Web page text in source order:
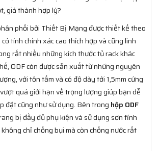
giá thành hợp lý?
phối bởi Thiết Bị Mạng được thiết kế theo
tính chính xác cao thích hợp và cũng linh
rất nhiều những kích thước tủ rack khác
ODF còn được sản xuất từ những nguyên
với tôn tấm và có độ dày tới 1,5mm cứng
quá giới hạn về trọng lượng giúp bạn dễ
đặt cũng như sử dụng. Bên trong hộp ODF
bị đầy đủ phụ kiện và sử dụng sơn tĩnh
chỉ chống bụi mà còn chống nước rất